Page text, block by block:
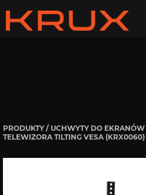
PRODUKTY / UCHWYTY DO EKRANÓW
TELEWIZORA TILTING VESA (KRX0060)